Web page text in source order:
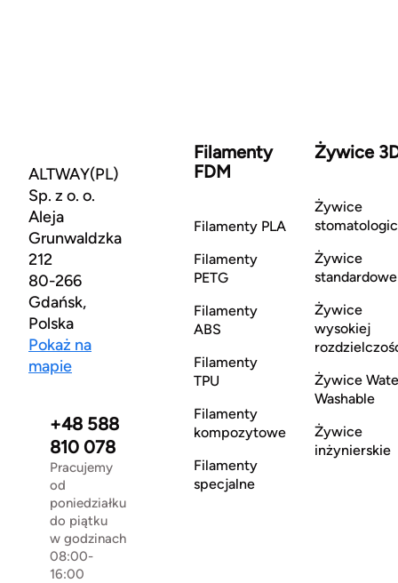
ALTWAY(PL)
Sp. z o. o.
Aleja
Grunwaldzka
212
80-266
Gdańsk,
Polska
Pokaż na
mapie
+48 588
810 078
Pracujemy
od
poniedziałku
do piątku
w godzinach
08:00-
16:00
Filamenty
FDM
Filamenty PLA
Filamenty
PETG
Filamenty
ABS
Filamenty
TPU
Filamenty
kompozytowe
Filamenty
specjalne
Żywice
Żywice
Żywice
standardowe
Żywice
wysokiej
Żywice
Washable
Żywice
inżynierskie